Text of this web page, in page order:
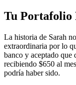
Tu Portafolio
La historia de Sarah
extraordinaria por lo
banco y aceptado que
recibiendo $650 al
podría haber sido.